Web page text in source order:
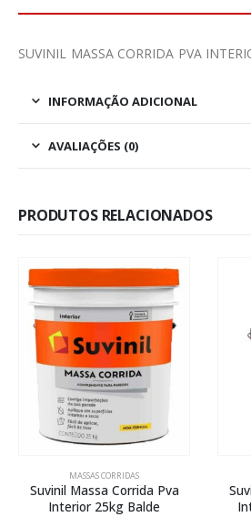
SUVINIL MASSA CORRIDA PVA
INFORMAÇÃO ADICIONAL
AVALIAÇÕES (0)
PRODUTOS RELACIONADOS
MASSAS CORRIDAS
Suvinil Massa Corrida Pva
Interior 25kg Balde